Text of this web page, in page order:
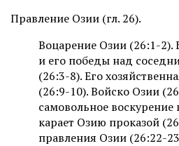
Правление Озии (гл. 26).
Воцарение Озии (26:1-2).
и его победы над
(26:3-8). Его
(26:9-10). Войско Озии
самовольное воскурение
карает Озию проказой
правления Озии (26:22-